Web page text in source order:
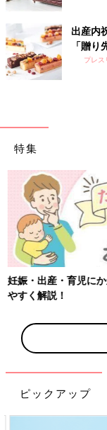
出産内
「贈
挨拶状
プレス
特集
妊娠・出産・育児に
やすく解説！
ピックアップ